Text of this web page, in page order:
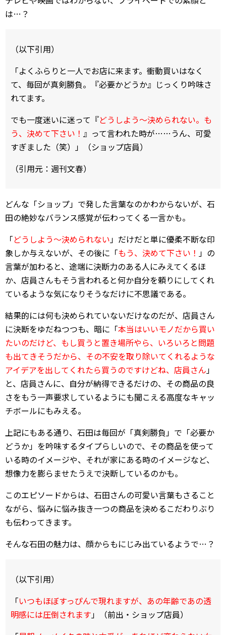
は…？
（以下引用）
「よくふらりと一人でお店に来ます。衝動買いはなく
て、毎回が真剣勝負。『必要かどうか』じっくり吟味さ
れてます。
でも一度迷いに迷って『どうしよう～決められない。も
う、決めて下さい！ 』って言われた時が……うん、可愛
すぎました（笑）」（ショップ店員）
（引用元：週刊文春）
どんな「ショップ」で発した言葉なのかわからないが、石
田の絶妙なバランス感覚が伝わってくる一言かも。
「どうしよう～決められない 」だけだと単に優柔不断な印
象しか与えないが、その後に「もう、決めて下さい！ 」の
言葉が加わると、途端に決断力のある人にみえてくるほ
か、店員さんもそう言われると何か自分を頼りにしてくれ
ているような気になりそうなだけに不思議である。
結果的には何も決められていないだけなのだが、店員さん
に決断をゆだねつつも、暗に「本当はいいモノだから買い
たいのだけど、もし買うと置き場所やら、いろいろと問題
も出てきそうだから、その不安を取り除いてくれるような
アイデアを出してくれたら買うのですけどね、店員さん 」
と、店員さんに、自分が納得できるだけの、その商品の良
さをもう一声要求しているようにも聞こえる高度なキャッ
チボールにもみえる。
上記にもある通り、石田は毎回が「真剣勝負」で「必要か
どうか」を吟味するタイプらしいので、その商品を使って
いる時のイメージや、それが家にある時のイメージなど、
想像力を膨らませたうえで決断しているのかも。
このエピソードからは、石田さんの可愛い言葉もさること
ながら、悩みに悩み抜き一つの商品を決めるこだわりぶり
も伝わってきます。
そんな石田の魅力は、顔からもにじみ出ているようで…？
（以下引用）
「いつもほぼすっぴんで現れますが、あの年齢であの透
明感には圧倒されます 」（前出・ショップ店員）